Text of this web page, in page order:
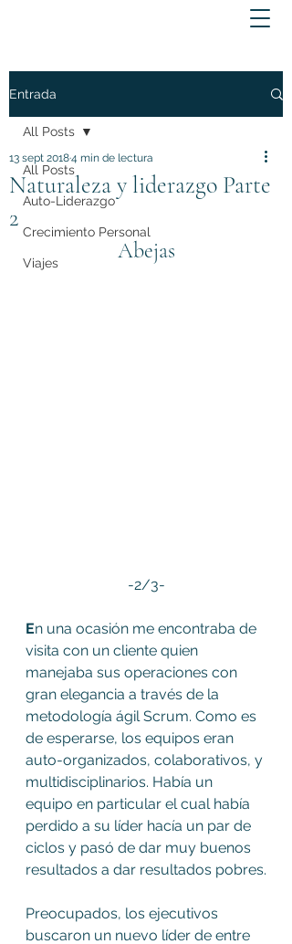
Entrada
All Posts
Auto-Liderazgo
Crecimiento Personal
Viajes
All Posts
Naturaleza y liderazgo Parte
2
13 sept 20184 min de lectura
Abejas
-2/3-
En una ocasión me encontraba de
visita con un cliente quien
manejaba sus operaciones con
gran elegancia a través de la
metodología ágil Scrum. Como es
de esperarse, los equipos eran
auto-organizados, colaborativos, y
multidisciplinarios. Había un
equipo en particular el cual había
perdido a su líder hacía un par de
ciclos y pasó de dar muy buenos
resultados a dar resultados pobres.
Preocupados, los ejecutivos
buscaron un nuevo líder de entre